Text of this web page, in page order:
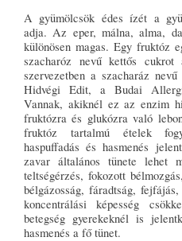
A gyümölcsök édes ízét a
adja. Az eper, málna, alma,
különösen magas. Egy fruktóz
szacharóz nevű kettős
szervezetben a szacharáz
Hidvégi Edit, a Budai
Vannak, akiknél ez az enzim
fruktózra és glukózra való
fruktóz tartalmú ételek
haspuffadás és hasmenés
zavar általános tünete lehet
teltségérzés, fokozott
bélgázosság, fáradtság,
koncentrálási képesség
betegség gyerekeknél is
hasmenés a fő tünet.